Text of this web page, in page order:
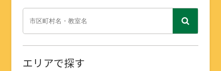
エリアで探す